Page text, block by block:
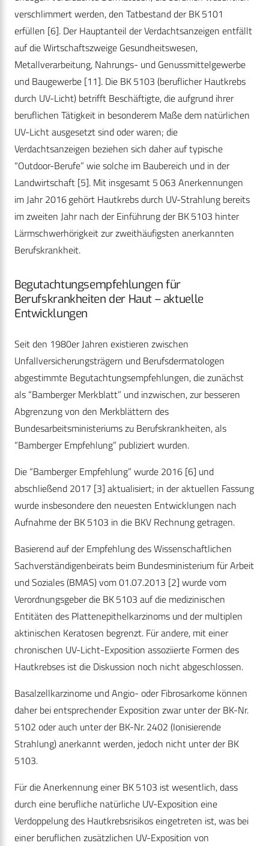
verschlimmert werden, den Tatbestand der BK 5101
erfüllen [6]. Der Hauptanteil der Verdachtsanzeigen entfällt
auf die Wirtschaftszweige Gesundheitswesen,
Metallverarbeitung, Nahrungs- und Genussmittelgewerbe
und Baugewerbe [11]. Die BK 5103 (beruflicher Hautkrebs
durch UV-Licht) betrifft Beschäftigte, die aufgrund ihrer
beruflichen Tätigkeit in besonderem Maße dem natürlichen
UV-Licht ausgesetzt sind oder waren; die
Verdachtsanzeigen beziehen sich daher auf typische
“Outdoor-Berufe” wie solche im Baubereich und in der
Landwirtschaft [5]. Mit insgesamt 5 063 Anerkennungen
im Jahr 2016 gehört Hautkrebs durch UV-Strahlung bereits
im zweiten Jahr nach der Einführung der BK 5103 hinter
Lärmschwerhörigkeit zur zweithäufigsten anerkannten
Berufskrankheit.
Begutachtungsempfehlungen für
Berufskrankheiten der Haut – aktuelle
Entwicklungen
Seit den 1980er Jahren existieren zwischen
Unfallversicherungsträgern und Berufsdermatologen
abgestimmte Begutachtungsempfehlungen, die zunächst
als “Bamberger Merkblatt” und inzwischen, zur besseren
Abgrenzung von den Merkblättern des
Bundesarbeitsministeriums zu Berufskrankheiten, als
“Bamberger Empfehlung” publiziert wurden.
Die “Bamberger Empfehlung” wurde 2016 [6] und
abschließend 2017 [3] aktualisiert; in der aktuellen Fassung
wurde insbesondere den neuesten Entwicklungen nach
Aufnahme der BK 5103 in die BKV Rechnung getragen.
Basierend auf der Empfehlung des Wissenschaftlichen
Sachverständigenbeirats beim Bundesministerium für Arbeit
und Soziales (BMAS) vom 01.07.2013 [2] wurde vom
Verordnungsgeber die BK 5103 auf die medizinischen
Entitäten des Plattenepithelkarzinoms und der multiplen
aktinischen Keratosen begrenzt. Für andere, mit einer
chronischen UV-Licht-Exposition assoziierte Formen des
Hautkrebses ist die Diskussion noch nicht abgeschlossen.
Basalzellkarzinome und Angio- oder Fibrosarkome können
daher bei entsprechender Exposition zwar unter der BK-Nr.
5102 oder auch unter der BK-Nr. 2402 (Ionisierende
Strahlung) anerkannt werden, jedoch nicht unter der BK
5103.
Für die Anerkennung einer BK 5103 ist wesentlich, dass
durch eine berufliche natürliche UV-Exposition eine
Verdoppelung des Hautkrebsrisikos eingetreten ist, was bei
einer beruflichen zusätzlichen UV-Exposition von